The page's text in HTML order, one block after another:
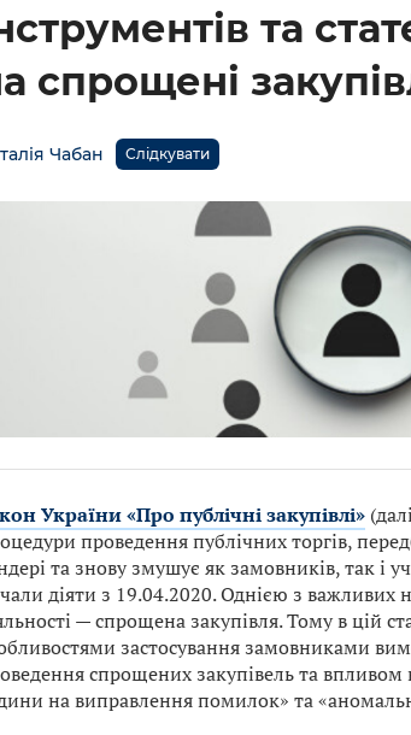
та
спрощені
Чабан Слідкувати
України «Про публічні закупівлі»
проведення публічних торгів,
та знову змушує як замовників, так і
діяти з 19.04.2020. Однією з важливих
— спрощена закупівля. Тому в цій
застосування замовниками
спрощених закупівель та впливом
на виправлення помилок» та